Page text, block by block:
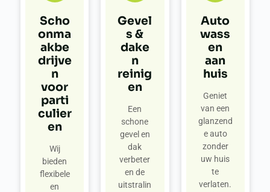
Scho
onma
akbe
drijve
n
voor
parti
culier
en
Wij
bieden
flexibele
en
Gevel
s &
dake
n
reinig
en
Een
schone
gevel en
dak
verbeter
en de
uitstralin
Auto
wass
en
aan
huis
Geniet
van een
glanzend
e auto
zonder
uw huis
te
verlaten.